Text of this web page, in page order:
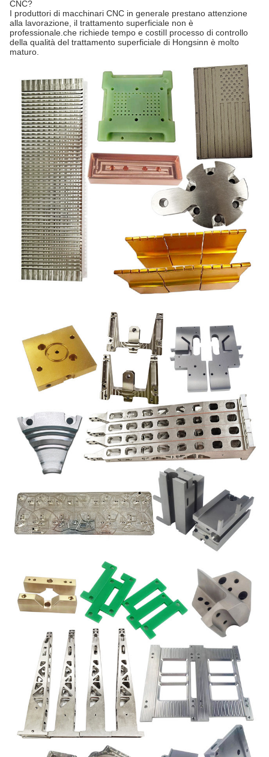
CNC?
I produttori di macchinari CNC in generale prestano attenzione
alla lavorazione, il trattamento superficiale non è
professionale.che richiede tempo e costiIl processo di controllo
della qualità del trattamento superficiale di Hongsinn è molto
maturo.